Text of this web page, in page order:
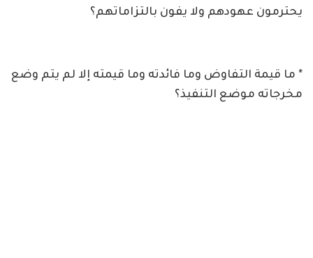
يحترمون عهودهم ولا يفون بالتزاماتهم؟
* ما قيمة التفاوض وما فائدته وما قيمته إلا لم يتم وضع
مخرجاته موضع التنفيذ؟